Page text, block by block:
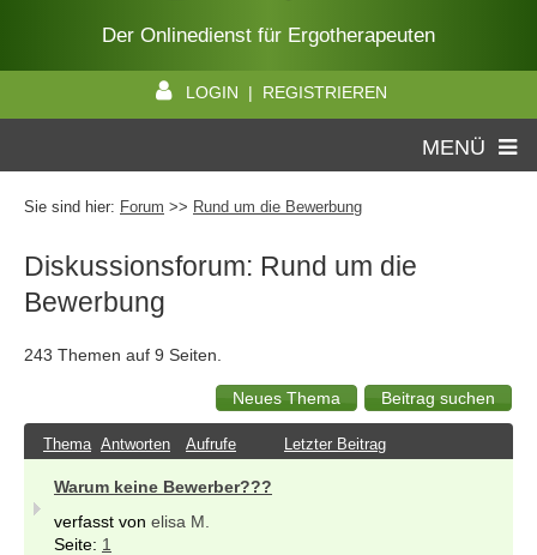
Der Onlinedienst für Ergotherapeuten
LOGIN | REGISTRIEREN
MENÜ
Sie sind hier: Forum >> Rund um die Bewerbung
Diskussionsforum: Rund um die
Bewerbung
243 Themen auf 9 Seiten.
Thema Antworten Aufrufe Letzter Beitrag
Warum keine Bewerber???
verfasst von elisa M.
Seite: 1